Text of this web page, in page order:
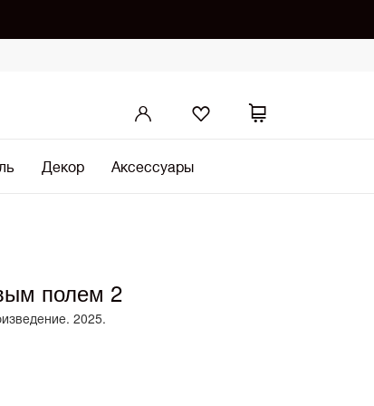
Декор Аксессуары
полем 2
2025.